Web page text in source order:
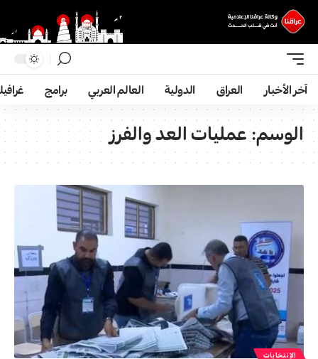
آخر الأخبار العراق الدولية العالم العربي برامج
الوسم:عمليات العد والفرز
الإنتخابات